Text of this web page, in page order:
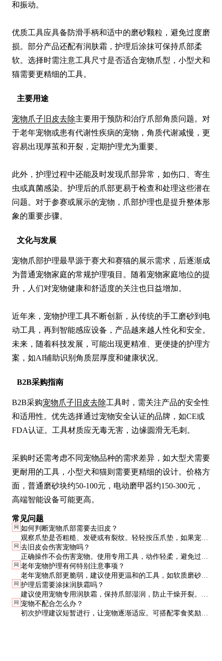
和振动。
优质工具应具备防滑手柄和适中的磨砂颗粒，避免过度磨
损。部分产品还配有润肤霜，护理后涂抹可保持爪部柔
软。选择时需注意工具尺寸是否适合宠物爪型，小型犬和
猫需要更精细的工具。
主要用途
宠物爪子旧皮去除主要用于预防和治疗爪部角质问题。对
于老年宠物或患有代谢性疾病的宠物，角质代谢减慢，更
容易出现厚茧和开裂，定期护理尤为重要。
此外，护理过程中还能及时发现爪部异常，如伤口、寄生
虫或真菌感染。护理后的爪部更易于检查和处理这些潜在
问题。对于参赛或展示的宠物，爪部护理也是提升整体形
象的重要步骤。
文化与发展
宠物爪部护理最早源于赛犬和赛猫的展示需求，后逐渐成
为普通宠物家庭的常规护理项目。随着宠物家庭地位的提
升，人们对宠物健康和舒适度的关注也日益增加。
近年来，宠物护理工具不断创新，从传统的手工磨砂到电
动工具，再到智能感应设备，产品越来越人性化和安全。
未来，随着科技发展，可能出现更精准、更便捷的护理方
案，如AI辅助识别角质层厚度和健康状况。
B2B采购指南
B2B采购宠物爪子旧皮去除工具时，需关注产品的安全性
和适用性。优先选择通过宠物安全认证的品牌，如CE或
FDA认证。工具材质应无毒无害，边缘圆滑无毛刺。
采购时还需考虑不同宠物品种的需求差异，如大型犬需要
更耐用的工具，小型犬和猫则需要更精细的设计。价格方
面，普通磨砂块约50-100元，电动磨甲器约150-300元，
高端智能设备可能更高。
常见问题
问 如何判断宠物爪部需要去旧皮？
观察爪垫是否粗糙、发硬或有裂纹。轻轻按压爪垫，如果宠物
有明显不适反应，可能角质过厚。定期检查可预防问题恶化。
问 去旧皮会伤害宠物吗？
正确操作不会伤害宠物。使用专用工具，动作轻柔，避免过度
打磨。如不确定，可请教专业宠物美容师或兽医。
问 老年宠物护理有何特别注意事项？
老年宠物爪部更脆弱，建议使用更温和的工具，如软质磨砂
块。护理频率可适当增加，但每次处理量减少，避免一次性过
度刺激。
问 护理后需要涂抹润肤霜吗？
建议使用宠物专用润肤霜，保持爪部湿润，防止干燥开裂。避
免使用人用产品，可能含有对宠物有害的成分。
问 宠物不配合怎么办？
初次护理建议短暂进行，让宠物逐渐适应。可搭配零食奖励，